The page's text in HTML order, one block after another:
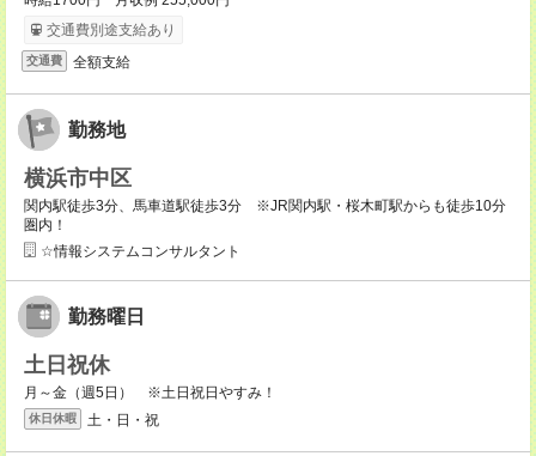
交通費別途支給あり
交通費 全額支給
勤務地
横浜市中区
関内駅徒歩3分、馬車道駅徒歩3分 ※JR関内駅・桜木町駅からも徒歩10分
圏内！
☆情報システムコンサルタント
勤務曜日
土日祝休
月～金（週5日） ※土日祝日やすみ！
休日休暇 土・日・祝